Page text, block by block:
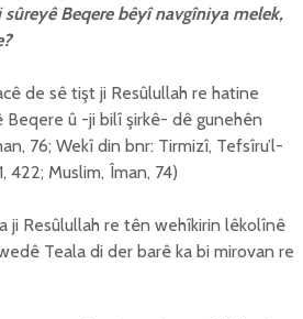
Beqere bêyî navgîniya melek,
de sê tişt ji Resûlullah re hatine
û -ji bilî şirkê- dê gunehên
76; Wekî din bnr: Tirmizî, Tefsîru’l-
422; Muslim, Îman, 74)
ji Resûlullah re tên wehîkirin lêkolînê
Teala di der barê ka bi mirovan re